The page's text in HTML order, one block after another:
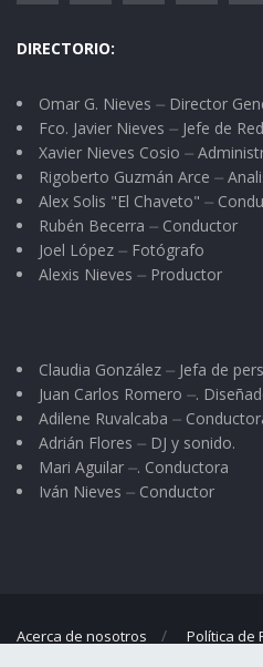
DIRECTORIO:
Omar G. Nieves ⏤ Director
Fco. Javier Nieves ⏤ Jefe de
Xavier Nieves Cosio ⏤
Rigoberto Guzmán Arce ⏤
Alex Solis "El Chaveto" ⏤
Rubén Becerra ⏤ Conductor
Joel López ⏤ Fotógrafo
Alexis Nieves ⏤ Productor
Claudia González ⏤ Jefa de
Juan Carlos Romero ⏤.
Adilene Ruvalcaba ⏤
Adrián Flores ⏤ DJ y sonido.
Mari Aguilar ⏤. Conductora
Iván Nieves ⏤ Conductor
Acerca de nosotros Política de